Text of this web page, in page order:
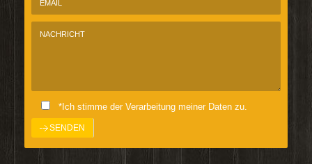
*Ich stimme der Verarbeitung meiner Daten zu.